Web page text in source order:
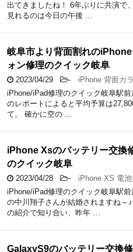
出てきましたね！ 6年ぶりに共演で
見れるのは今日の午後 …
岐阜市より背面割れの
ォン修理のクイック岐阜
2023/04/29 - iPhone 背面ガ
iPhone/iPad修理のクイック岐阜駅
のレポートによると平均予算は
て。 確かに空の …
iPhone Xsのバッテリー交換
のクイック岐阜
2023/04/28 - iPhone XS 電池
iPhone/iPad修理のクイック岐阜駅
の中川翔子さんが結婚されますね～
の紹介で知り合い、昨年 …
GalaxyS9のバッテリー交換